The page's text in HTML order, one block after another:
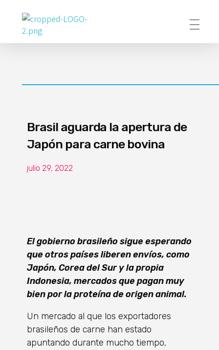
Poder Agropecuario
Brasil aguarda la apertura de
Japón para carne bovina
julio 29, 2022
El gobierno brasileño sigue esperando
que otros países liberen envíos, como
Japón, Corea del Sur y la propia
Indonesia, mercados que pagan muy
bien por la proteína de origen animal.
Un mercado al que los exportadores
brasileños de carne han estado
apuntando durante mucho tiempo,